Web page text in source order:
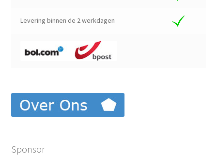
Levering binnen de 2 werkdagen
Sponsor